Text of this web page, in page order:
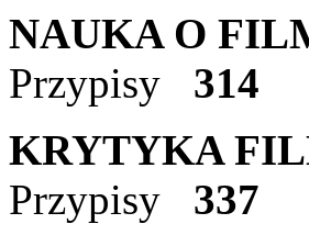
NAUKA O
Przypisy 314
KRYTYKA
Przypisy 337